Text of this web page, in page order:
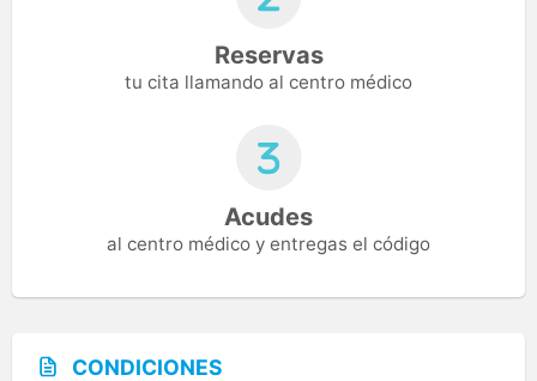
Reservas
tu cita llamando al centro médico
Acudes
al centro médico y entregas el código
CONDICIONES